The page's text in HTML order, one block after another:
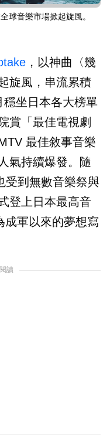
球音樂市場掀起旋風。
，以神曲〈幾
旋風，串流累積
坐日本各大榜單
賞「最佳電視劇
最佳敘事音樂
氣持續爆發。隨
受到無數音樂祭與
登上日本最高音
成軍以來的夢想寫
讀